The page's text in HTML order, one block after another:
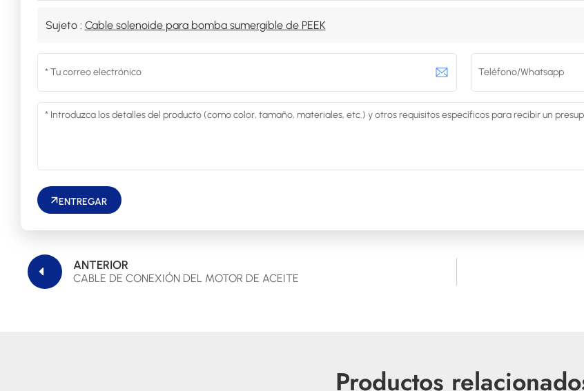
Sujeto : Cable solenoide para bomba sumergible de PEEK
ENTREGAR
ANTERIOR
CABLE DE CONEXIÓN DEL MOTOR DE ACEITE
Productos